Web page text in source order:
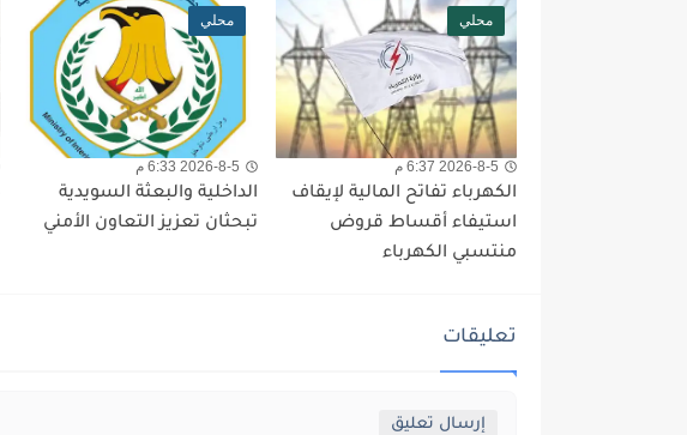
محلي
2026-8-5 6:37 م
الكهرباء تفاتح المالية لإيقاف
استيفاء أقساط قروض
منتسبي الكهرباء
محلي
2026-8-5 6:33 م
الداخلية والبعثة السويدية
تبحثان تعزيز التعاون الأمني
تعليقات
إرسال تعليق